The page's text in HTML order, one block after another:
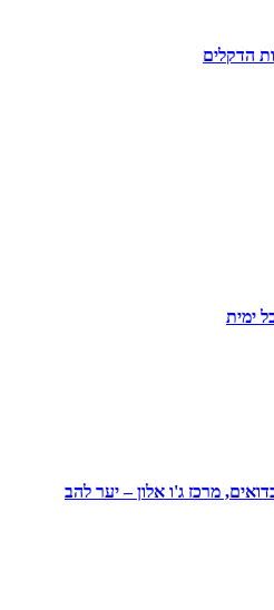
הדקלים
ימית
מרכז ג'ו אלון – יער להב